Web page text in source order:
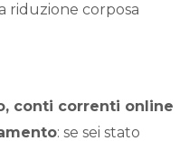
riduzione corposa
conti correnti online
: se sei stato